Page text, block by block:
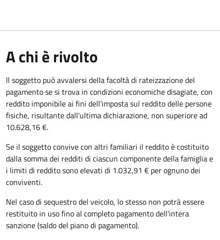
A chi è rivolto
Il soggetto può avvalersi della facoltà di rateizzazione del
pagamento se si trova in condizioni economiche disagiate, con
reddito imponibile ai fini dell'imposta sul reddito delle persone
fisiche, risultante dall'ultima dichiarazione, non superiore ad
10.628,16 €.
Se il soggetto convive con altri familiari il reddito è costituito
dalla somma dei redditi di ciascun componente della famiglia e
i limiti di reddito sono elevati di 1.032,91 € per ognuno dei
conviventi.
Nel caso di sequestro del veicolo, lo stesso non potrà essere
restituito in uso fino al completo pagamento dell'intera
sanzione (saldo del piano di pagamento).